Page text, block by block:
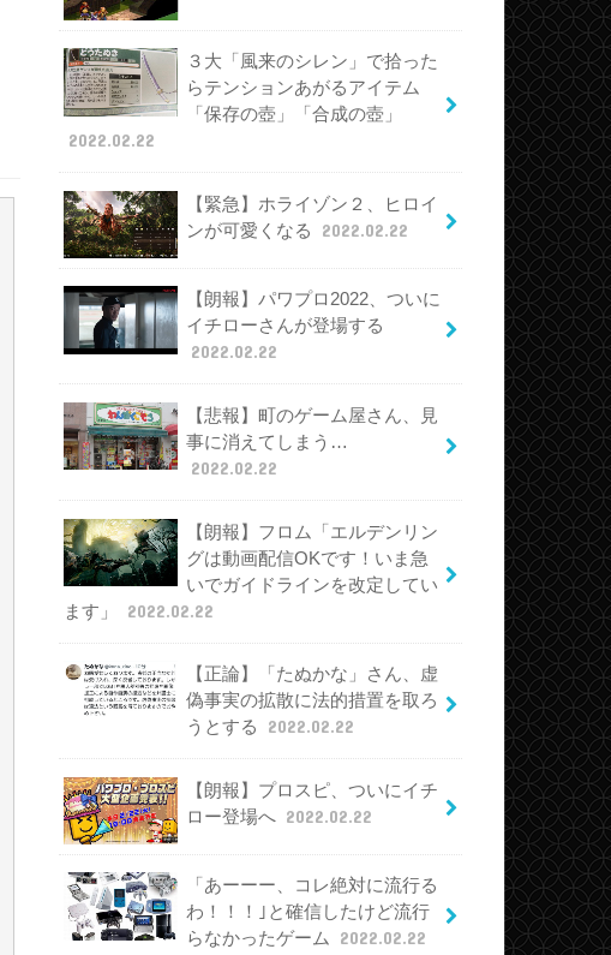
３大「風来のシレン」で拾った
らテンションあがるアイテム
「保存の壺」「合成の壺」
2022.02.22
【緊急】ホライゾン２、ヒロイ
ンが可愛くなる
2022.02.22
【朗報】パワプロ2022、ついに
イチローさんが登場する
2022.02.22
【悲報】町のゲーム屋さん、見
事に消えてしまう…
2022.02.22
【朗報】フロム「エルデンリン
グは動画配信OKです！いま急
いでガイドラインを改定してい
ます」
2022.02.22
【正論】「たぬかな」さん、虚
偽事実の拡散に法的措置を取ろ
うとする
2022.02.22
【朗報】プロスピ、ついにイチ
ロー登場へ 2022.02.22
「あーーー、コレ絶対に流行る
わ！！！｣と確信したけど流行
らなかったゲーム
2022.02.22